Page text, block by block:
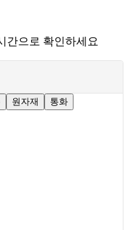
간으로 확인하세요
원자재 통화